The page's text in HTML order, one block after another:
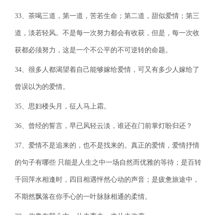
33、茶喝三道，第一道，苦若生命；第二道，甜似爱情；第三
道，淡若轻风。不是每一次努力都会有收获，但是，每一次收
获都必须努力，这是一个不公平的不可逆转的命题。
34、很多人都渴望着自己能够嫁给爱情，可又有多少人嫁给了
曾误以为的爱情。
35、思妇楼头月，征人马上霜。
36、曾经的誓言，早已风轻云淡，谁还在门前掌灯盼归还？
37、爱情不是追来的，也不是找来的。真正的爱情，爱情抒情
的句子有哪些 只能是人生之中一场自然而优雅的等待；是百转
千回萍水相逢时，四目相遇怦然心动的声音；是疲惫旅途中，
不期然飘落在你手心的一叶脉脉相通的柔情。